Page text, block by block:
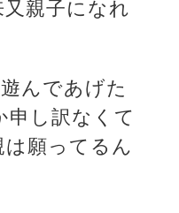
親子になれ
んであげた
し訳なくて
願ってるん